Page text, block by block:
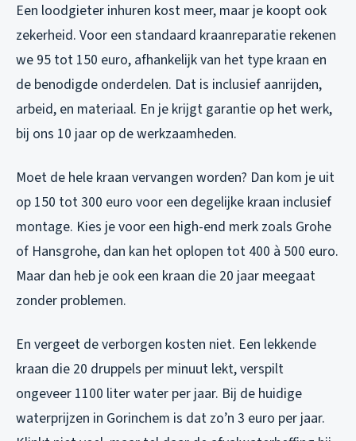
Een loodgieter inhuren kost meer, maar je koopt ook
zekerheid. Voor een standaard kraanreparatie rekenen
we 95 tot 150 euro, afhankelijk van het type kraan en
de benodigde onderdelen. Dat is inclusief aanrijden,
arbeid, en materiaal. En je krijgt garantie op het werk,
bij ons 10 jaar op de werkzaamheden.
Moet de hele kraan vervangen worden? Dan kom je uit
op 150 tot 300 euro voor een degelijke kraan inclusief
montage. Kies je voor een high-end merk zoals Grohe
of Hansgrohe, dan kan het oplopen tot 400 à 500 euro.
Maar dan heb je ook een kraan die 20 jaar meegaat
zonder problemen.
En vergeet de verborgen kosten niet. Een lekkende
kraan die 20 druppels per minuut lekt, verspilt
ongeveer 1100 liter water per jaar. Bij de huidige
waterprijzen in Gorinchem is dat zo’n 3 euro per jaar.